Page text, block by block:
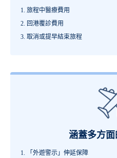
旅程中醫療費用
回港覆診費用
取消或提早結束旅程
涵蓋多方
「外遊警示」伸延保障